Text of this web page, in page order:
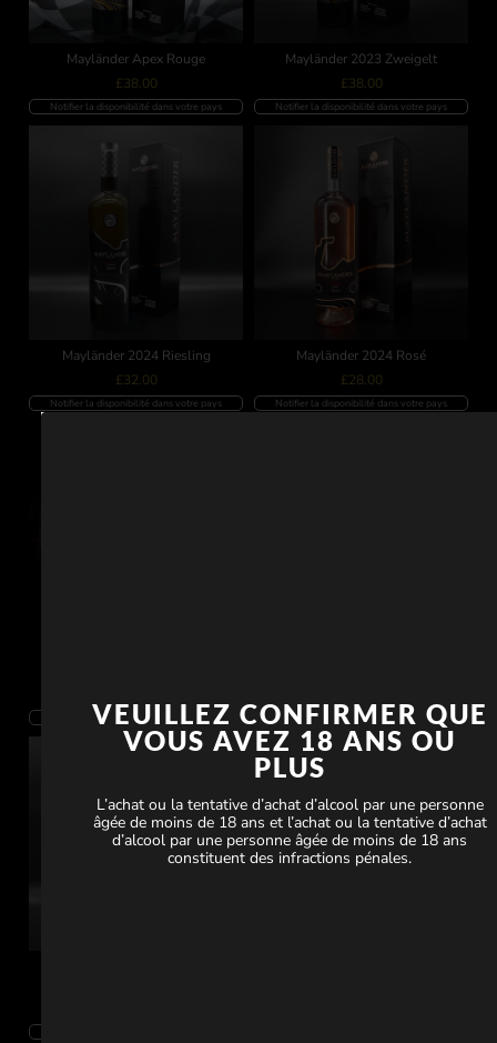
Mayländer Apex Rouge
£38.00
Notifier la disponibilité dans votre pays
Mayländer 2023 Zweigelt
£38.00
Notifier la disponibilité dans votre pays
Mayländer 2024 Riesling
£32.00
Notifier la disponibilité dans votre pays
Mayländer 2024 Rosé
£28.00
Notifier la disponibilité dans votre pays
Notifier la disponibilité dans votre pays Notifier la disponibilité dans votre pays
VEUILLEZ CONFIRMER QUE
VOUS AVEZ 18 ANS OU
PLUS
L’achat ou la tentative d’achat d’alcool par une personne
âgée de moins de 18 ans et l’achat ou la tentative d’achat
d’alcool par une personne âgée de moins de 18 ans
constituent des infractions pénales.